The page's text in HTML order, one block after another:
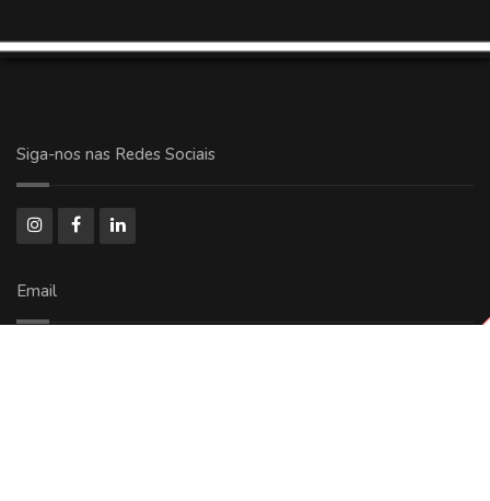
Siga-nos nas Redes Sociais
Email